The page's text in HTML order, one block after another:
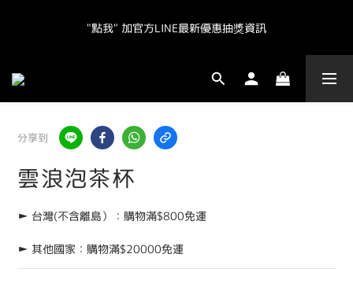
"點我" 加官方LINE最新優惠抽獎資訊
"點我" 加官方LINE最新優惠抽獎資訊
全球皆運送.  台灣地區（不含離島）滿NT800免運.  其他地區滿
"點我" 加官方LINE最新優惠抽獎資訊
分享到
雲浪泡茶杯
► 台灣(不含離島）：購物滿$800免運
► 其他國家：購物滿$20000免運